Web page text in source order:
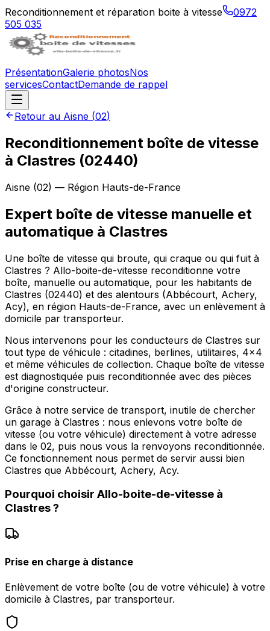
Reconditionnement et réparation boite à vitesse
0972
505 035
PrésentationGalerie photosNos
servicesContactDemande de rappel
Retour au Aisne (02)
Reconditionnement boîte de vitesse
à Clastres (02440)
Aisne (02) — Région Hauts-de-France
Expert boîte de vitesse manuelle et
automatique à Clastres
Une boîte de vitesse qui broute, qui craque ou qui fuit à
Clastres ? Allo-boite-de-vitesse reconditionne votre
boîte, manuelle ou automatique, pour les habitants de
Clastres (02440) et des alentours (Abbécourt, Achery,
Acy), en région Hauts-de-France, avec un enlèvement à
domicile par transporteur.
Nous intervenons pour les conducteurs de Clastres sur
tout type de véhicule : citadines, berlines, utilitaires, 4x4
et même véhicules de collection. Chaque boîte de vitesse
est diagnostiquée puis reconditionnée avec des pièces
d'origine constructeur.
Grâce à notre service de transport, inutile de chercher
un garage à Clastres : nous enlevons votre boîte de
vitesse (ou votre véhicule) directement à votre adresse
dans le 02, puis nous vous la renvoyons reconditionnée.
Ce fonctionnement nous permet de servir aussi bien
Clastres que Abbécourt, Achery, Acy.
Pourquoi choisir Allo-boite-de-vitesse à
Clastres?
Prise en charge à distance
Enlèvement de votre boîte (ou de votre véhicule) à votre
domicile à Clastres, par transporteur.